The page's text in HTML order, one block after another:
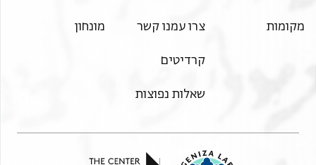
מקומות צרו עמנו קשר
קרדיטים
שאלות נפוצות
מונחון